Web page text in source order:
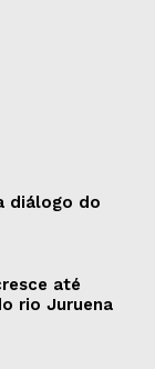
diálogo do
até
rio Juruena